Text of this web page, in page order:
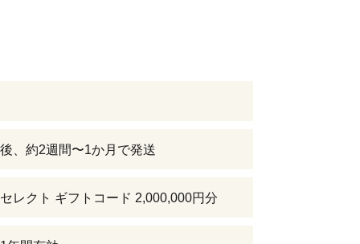
、約2週間〜1か月で発送
レクト ギフトコード 2,000,000円分